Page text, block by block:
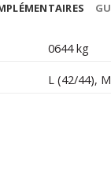
0644 kg
L (42/44),